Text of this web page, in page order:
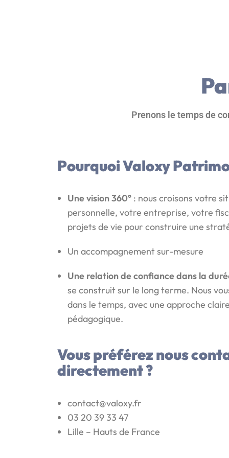
Prenons le temps de
Pourquoi Valoxy
Une vision 360° : nous croisons votre
personnelle, votre entreprise, votre
projets de vie pour construire une
Un accompagnement sur-mesure
Une relation de confiance dans la
se construit sur le long terme. Nous
dans le temps, avec une approche
pédagogique.
Vous préférez nous
directement ?
contact@valoxy.fr
03 20 39 33 47
Lille – Hauts de France